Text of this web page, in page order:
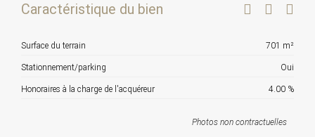
Caractéristique du bien
Surface du terrain 701 m²
Stationnement/parking Oui
Honoraires à la charge de l'acquéreur 4.00 %
Photos non contractuelles